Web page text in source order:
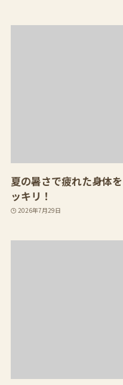
夏の暑さで疲れた身体
ッキリ！
2026年7月29日